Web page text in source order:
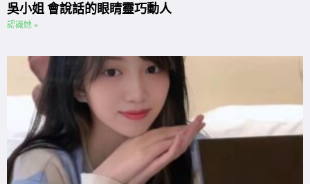
吳小姐 會說話的眼睛靈巧動人
認識她 »